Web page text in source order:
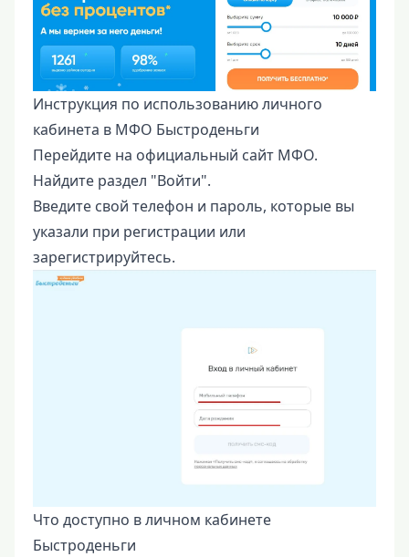
Инструкция по использованию личного
кабинета в МФО Быстроденьги
Перейдите на официальный сайт МФО.
Найдите раздел "Войти".
Введите свой телефон и пароль, которые вы
указали при регистрации или
зарегистрируйтесь.
Что доступно в личном кабинете
Быстроденьги